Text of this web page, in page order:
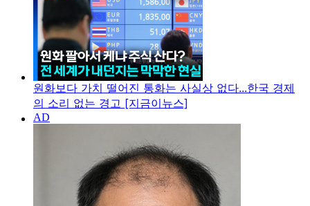
원화보다 가치 떨어진 통화는 사실상 없다...한국 경제
의 소리 없는 경고 [지금이뉴스]